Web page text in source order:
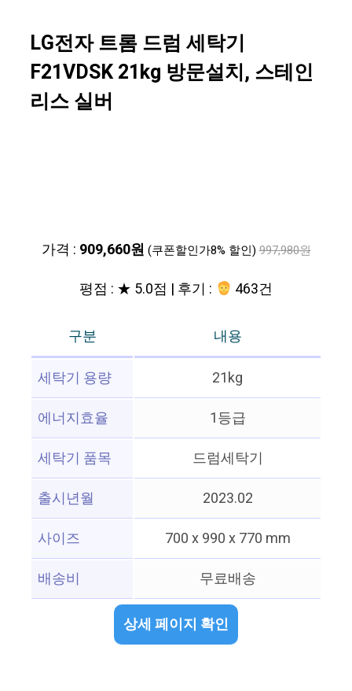
LG전자 트롬 드럼 세탁기
F21VDSK 21kg 방문설치, 스테인
리스 실버
가격 : 909,660원 (쿠폰할인가8% 할인) 997,980원
평점 : ★ 5.0점 | 후기 : 463건
구분
내용
세탁기 용량
21kg
에너지효율
1등급
세탁기 품목
드럼세탁기
출시년월
2023.02
사이즈
700 x 990 x 770 mm
배송비
무료배송
상세 페이지 확인